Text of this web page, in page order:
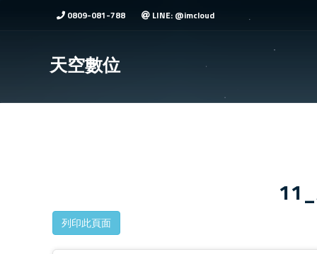
0809-081-788 LINE: @imcloud
天空數位